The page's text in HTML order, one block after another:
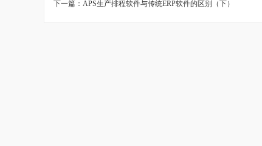
下一篇：APS生产排程软件与传统ERP软件的区别（下）